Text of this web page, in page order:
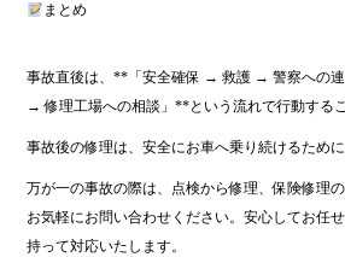
まとめ
事故直後は、**「安全確保 → 救護 → 警察への
→ 修理工場への相談」**という流れで行動する
事故後の修理は、安全にお車へ乗り続けるために
万が一の事故の際は、点検から修理、保険修理
お気軽にお問い合わせください。安心してお任
持って対応いたします。